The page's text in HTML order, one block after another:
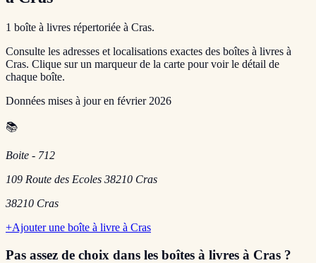
1 boîte à livres répertoriée à Cras.
Consulte les adresses et localisations exactes des boîtes à livres à
Cras. Clique sur un marqueur de la carte pour voir le détail de
chaque boîte.
Données mises à jour en février 2026
📚
Boite - 712
109 Route des Ecoles 38210 Cras
38210 Cras
+Ajouter une boîte à livre à Cras
Pas assez de choix dans les boîtes à livres à Cras ?